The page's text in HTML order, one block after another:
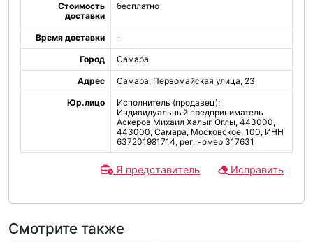
Стоимость
доставки
бесплатно
Время доставки -
Город Самара
Адрес Самара, Первомайская улица, 23
Юр.лицо
Исполнитель (продавец):
Индивидуальный предприниматель
Аскеров Михаил Халыг Оглы, 443000,
443000, Самара, Московское, 100, ИНН
637201981714, рег. номер 317631
Исправить
Я представитель
Смотрите также